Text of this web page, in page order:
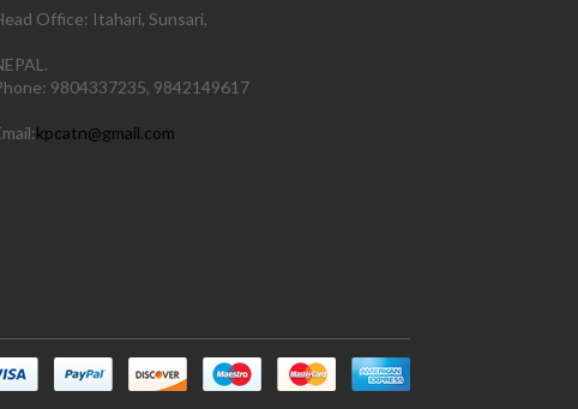
Office: Itahari, Sunsari,
9804337235, 9842149617
kpcatn@gmail.com